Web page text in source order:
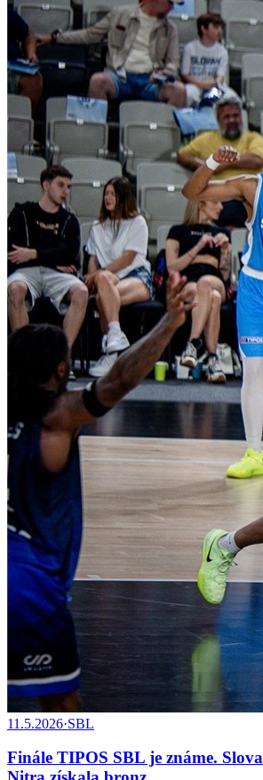
11.5.2026·SBL
Finále TIPOS SBL je známe.